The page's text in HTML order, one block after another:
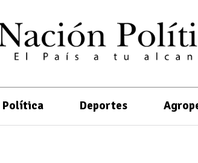
Política Deportes